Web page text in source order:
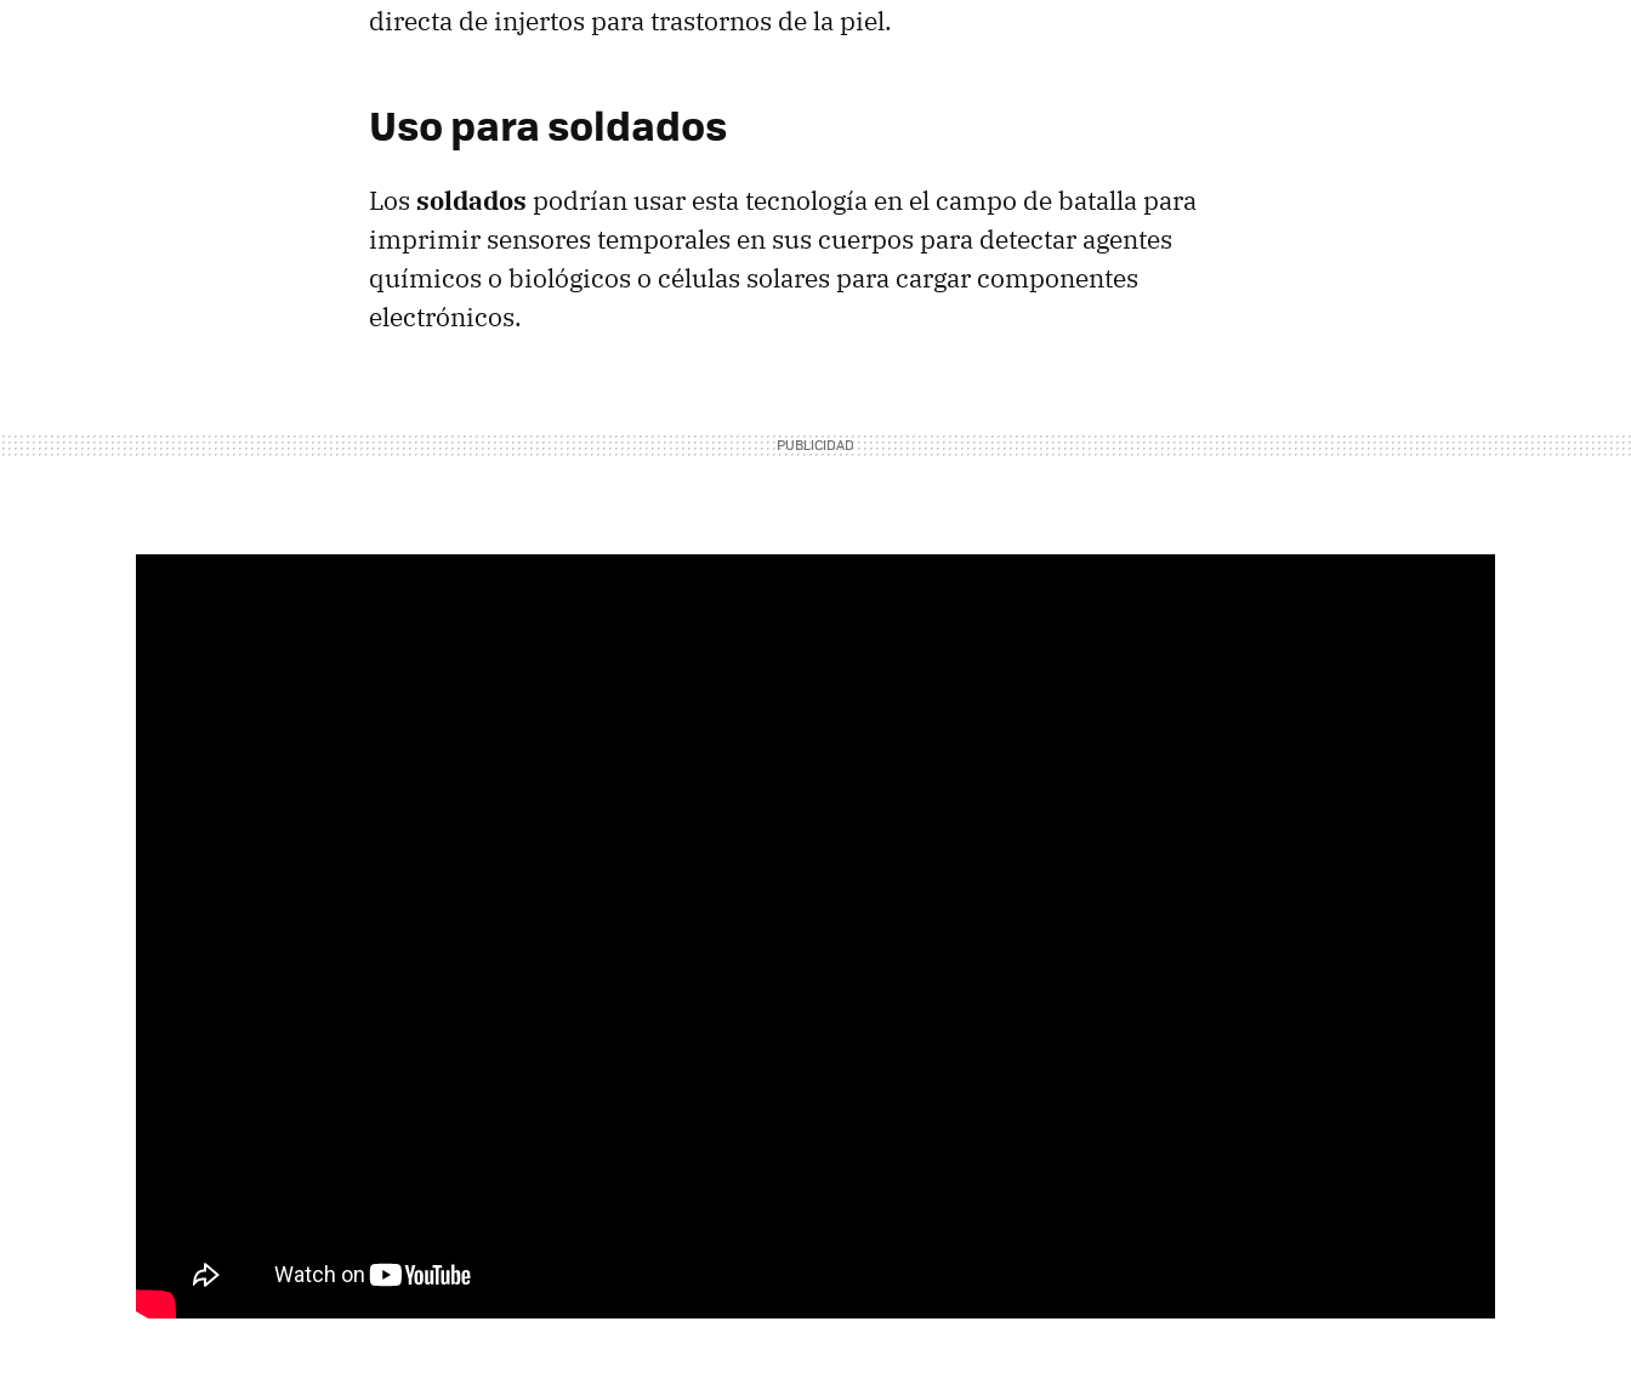
directa de injertos para trastornos de la piel.
Uso para soldados
Los soldados podrían usar esta tecnología en el campo de batalla para
imprimir sensores temporales en sus cuerpos para detectar agentes
químicos o biológicos o células solares para cargar componentes
electrónicos.